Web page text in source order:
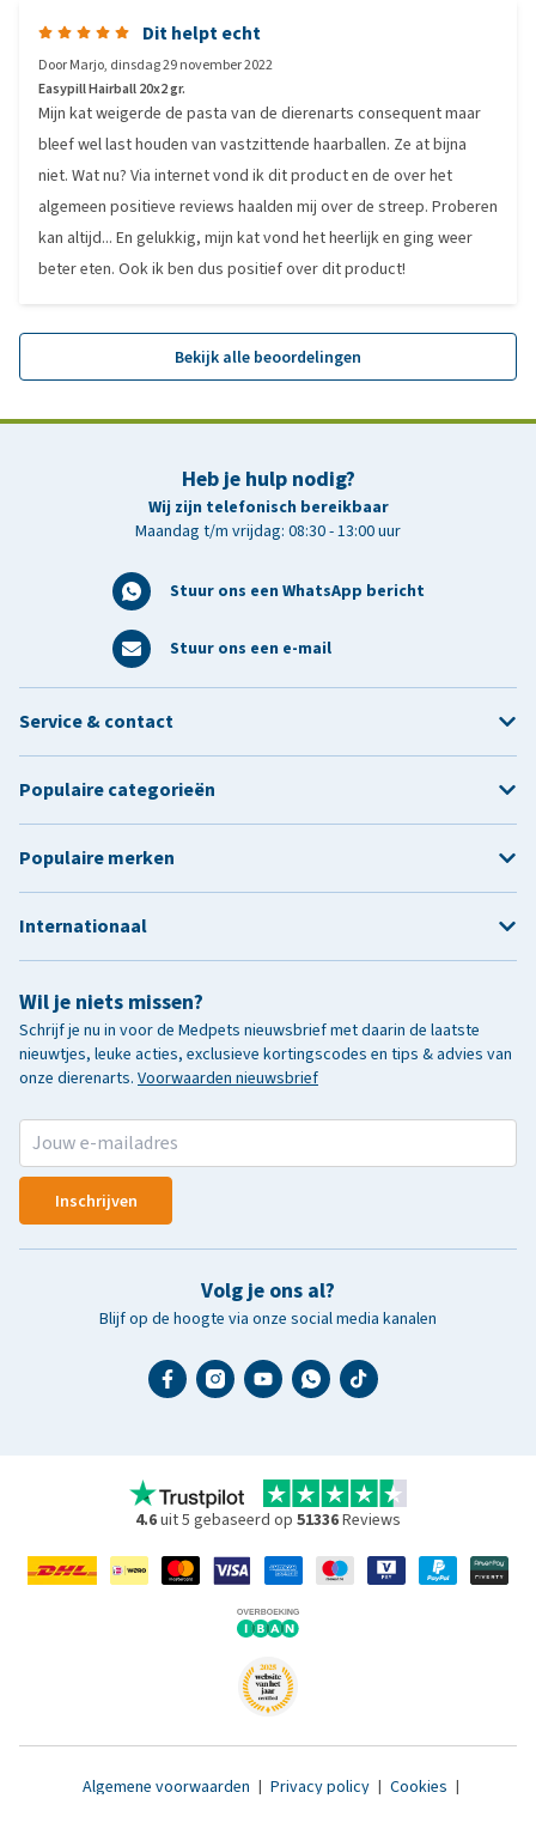
Dit helpt echt
DoorMarjo, dinsdag 29 november 2022
Easypill Hairball 20x2 gr.
Mijn kat weigerde de pasta van de dierenarts consequent maar
bleef wel last houden van vastzittende haarballen. Ze at bijna
niet. Wat nu? Via internet vond ik dit product en de over het
algemeen positieve reviews haalden mij over de streep. Proberen
kan altijd... En gelukkig, mijn kat vond het heerlijk en ging weer
beter eten. Ook ik ben dus positief over dit product!
Bekijk alle beoordelingen
Heb je hulp nodig?
Wij zijn telefonisch bereikbaar
Maandag t/m vrijdag: 08:30 - 13:00 uur
Stuur ons een WhatsApp bericht
Stuur ons een e-mail
Wil je niets missen?
Schrijf je nu in voor de Medpets nieuwsbrief met daarin de laatste
nieuwtjes, leuke acties, exclusieve kortingscodes en tips & advies van
onze dierenarts. Voorwaarden nieuwsbrief
Inschrijven
Volg je ons al?
Blijf op de hoogte via onze social media kanalen
Service & contact
Populaire categorieën
Populaire merken
Internationaal
4.6uit 5 gebaseerd op 51336Reviews
Algemene voorwaarden | Privacy policy | Cookies |